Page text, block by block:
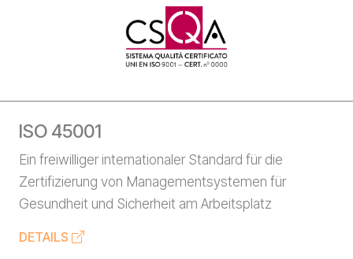
ISO 45001
Ein freiwilliger internationaler Standard für die
Zertifizierung von Managementsystemen für
Gesundheit und Sicherheit am Arbeitsplatz
DETAILS